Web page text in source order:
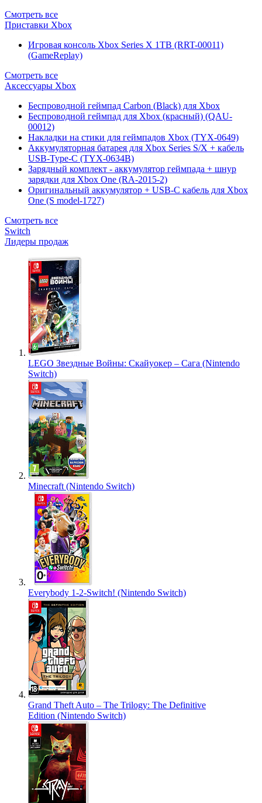
Смотреть все
Приставки Xbox
Игровая консоль Xbox Series X 1TB (RRT-00011)
(GameReplay)
Смотреть все
Аксессуары Xbox
Беспроводной геймпад Carbon (Black) для Xbox
Беспроводной геймпад для Xbox (красный) (QAU-
00012)
Накладки на стики для геймпадов Xbox (TYX-0649)
Аккумуляторная батарея для Xbox Series S/X + кабель
USB-Type-C (TYX-0634B)
Зарядный комплект - аккумулятор геймпада + шнур
зарядки для Xbox One (RA-2015-2)
Оригинальный аккумулятор + USB-C кабель для Xbox
One (S model-1727)
Смотреть все
Switch
Лидеры продаж
LEGO Звездные Войны: Скайуокер – Сага (Nintendo
Switch)
Minecraft (Nintendo Switch)
Everybody 1-2-Switch! (Nintendo Switch)
Grand Theft Auto – The Trilogy: The Definitive
Edition (Nintendo Switch)